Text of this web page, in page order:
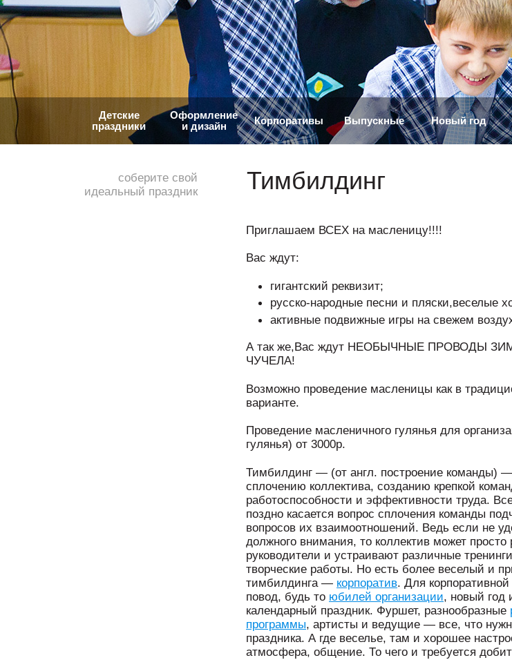
Детские
праздники
Оформление
и дизайн
Корпоративы Выпускные Новый год
Тимбилдинг
соберите свой
идеальный праздник
Приглашаем ВСЕХ на масленицу!!!!
Вас ждут:
гигантский реквизит;
русско-народные песни и пляски,веселые
активные подвижные игры на свежем
А так же,Вас ждут НЕОБЫЧНЫЕ ПРОВОДЫ
ЧУЧЕЛА!
Возможно проведение масленицы как в
варианте.
Проведение масленичного гулянья для
гулянья) от 3000р.
Тимбилдинг — (от англ. построение команды)
сплочению коллектива, созданию крепкой
работоспособности и эффективности труда.
поздно касается вопрос сплочения команды
вопросов их взаимоотношений. Ведь если не
должного внимания, то коллектив может
руководители и устраивают различные
творческие работы. Но есть более веселый и
тимбилдинга — корпоратив. Для корпоративной
повод, будь то юбилей организации, новый год
календарный праздник. Фуршет, разнообразные
программы, артисты и ведущие — все, что
праздника. А где веселье, там и хорошее
атмосфера, общение. То чего и требуется